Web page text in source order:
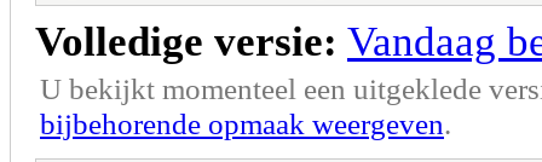
Volledige versie: Vandaag
U bekijkt momenteel een uitgeklede
bijbehorende opmaak weergeven.